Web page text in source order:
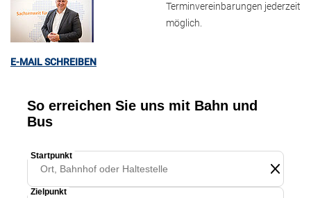
E-MAIL SCHREIBEN
Terminvereinbarungen jederzeit
möglich.